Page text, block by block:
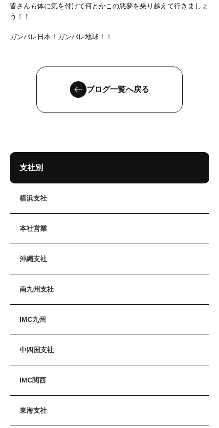
皆さんも体に気を付けて何とかこの悪夢を乗り越えて行きましょ
う！！
ガンバレ日本！ガンバレ地球！！
ブログ一覧へ戻る
支社別
横浜支社
本社営業
沖縄支社
南九州支社
IMC九州
中四国支社
IMC関西
東海支社